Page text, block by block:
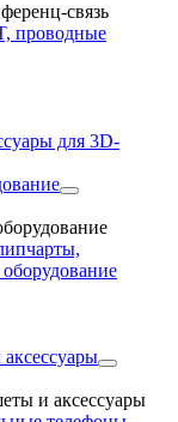
связь
проводные
для 3D-
и аксессуары